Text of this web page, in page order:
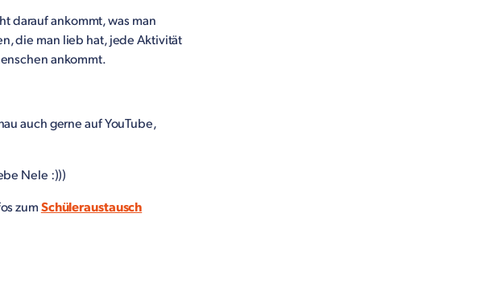
darauf ankommt, was man
die man lieb hat, jede Aktivität
ankommt.
auch gerne auf YouTube,
Nele :)))
zum Schüleraustausch